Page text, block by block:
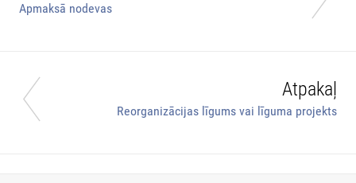
Apmaksā nodevas
Atpakaļ
Reorganizācijas līgums vai līguma projekts